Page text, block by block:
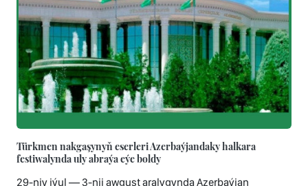
Türkmen nakgaşynyň eserleri Azerbaýjandaky halkara
festiwalynda uly abraýa eýe boldy
29-njy iýul — 3-nji awgust aralygynda Azerbaýjan